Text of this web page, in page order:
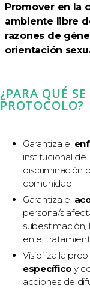
Promover en la
ambiente libre
razones de
orientación
¿PARA QUÉ
PROTOCOLO?
Garantiza el
institucional de
discriminación
comunidad.
Garantiza el
persona/s
en el
Visibiliza la
específicoy
acciones de